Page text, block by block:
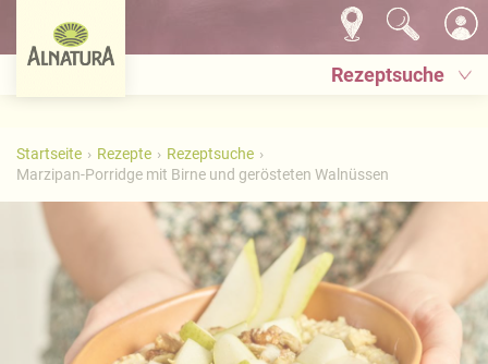
Rezeptsuche
Startseite Rezepte
Rezeptsuche
Marzipan-Porridge mit Birne und gerösteten Walnüssen